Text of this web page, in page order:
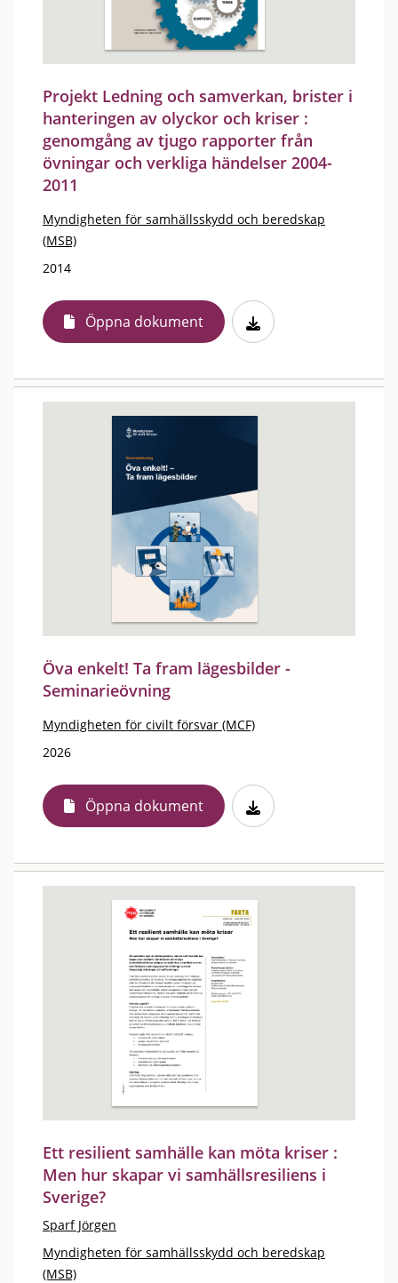
Projekt Ledning och samverkan, brister i
hanteringen av olyckor och kriser :
genomgång av tjugo rapporter från
övningar och verkliga händelser 2004-
2011
Myndigheten för samhällsskydd och beredskap
(MSB)
2014
Öppna dokument
Öva enkelt! Ta fram lägesbilder -
Seminarieövning
Myndigheten för civilt försvar (MCF)
2026
Öppna dokument
Ett resilient samhälle kan möta kriser :
Men hur skapar vi samhällsresiliens i
Sverige?
Sparf Jörgen
Myndigheten för samhällsskydd och beredskap
(MSB)